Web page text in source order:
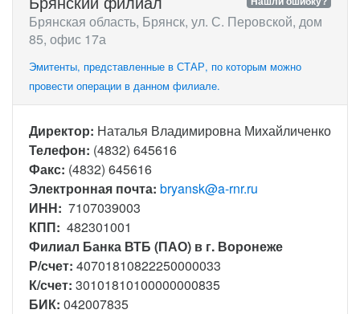
Брянская область, Брянск, ул. С. Перовской, дом
85, офис 17а
Эмитенты, представленные в СТАР, по которым можно
провести операции в данном филиале.
Директор: Наталья Владимировна Михайличенко
Телефон: (4832) 645616
Факс: (4832) 645616
Электронная почта: bryansk@a-rnr.ru
ИНН: 7107039003
КПП: 482301001
Филиал Банка ВТБ (ПАО) в г. Воронеже
Р/счет: 40701810822250000033
К/счет: 30101810100000000835
БИК: 042007835